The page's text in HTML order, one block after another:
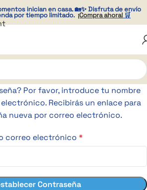
inician en casa. 🏡✨ Disfruta de envío
por tiempo limitado. ¡Compra ahora! 🛒
Por favor, introduce tu nombre
Recibirás un enlace para
nueva por correo electrónico.
correo electrónico *
Contraseña